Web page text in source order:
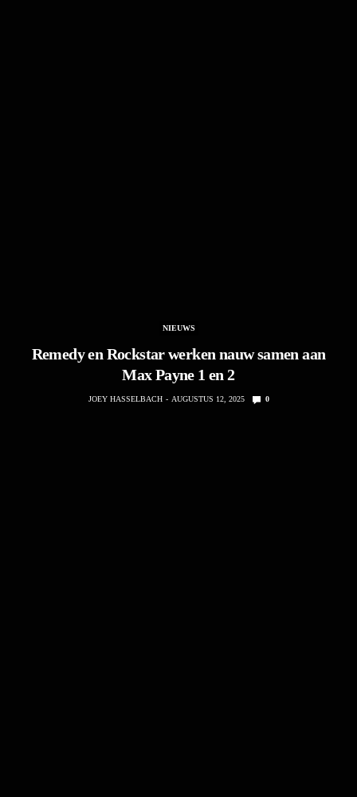
NIEUWS
Remedy en Rockstar werken nauw samen aan
Max Payne 1 en 2
JOEY HASSELBACH AUGUSTUS 12, 2025 0